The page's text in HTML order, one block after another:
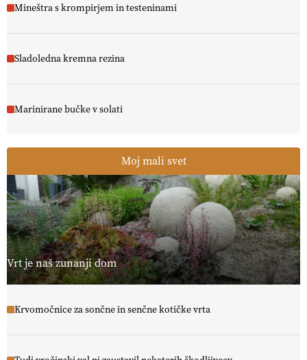
Mineštra s krompirjem in testeninami
Sladoledna kremna rezina
Marinirane bučke v solati
Moj mali svet
Vrt je naš zunanji dom
Krvomočnice za sončne in senčne kotičke vrta